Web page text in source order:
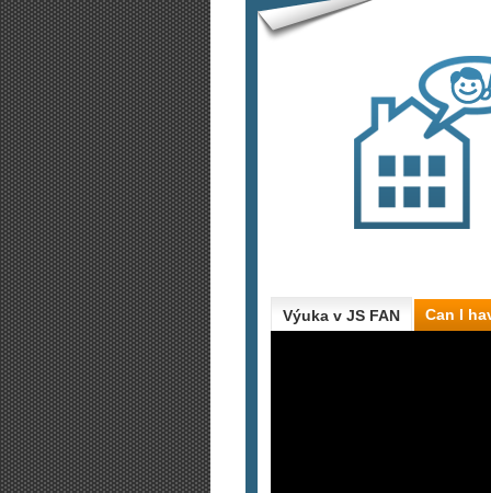
Výuka v JS FAN Can I